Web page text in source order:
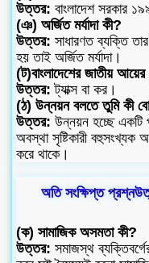
উত্তর: বাংলাদেশ সরকার
(ঞ) অর্জিত মর্যাদা কী?
উত্তর: সাধারণত ব্যক্তি তার
হয় তাই অর্জিত মর্যাদা।
(ট)বাংলাদেশের জাতীয়
উত্তর: ট্যাক্স বা কর।
(ঠ) উন্নয়ন বলতে তুমি কী
উত্তর: উন্নয়ন হচ্ছে একটি
অবস্থা সৃষ্টিকারী বহুসংখ্যক
করে থাকে।
অতি সংক্ষিপ্ত
(ক) সামাজিক অসমতা কী?
উত্তর: সমাজস্থ